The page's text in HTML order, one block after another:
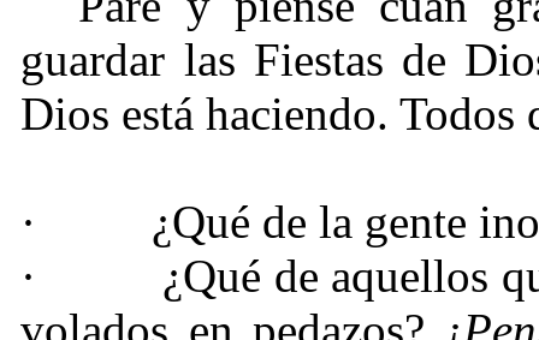
guardar las Fiestas de
Dios está haciendo. Todos
·
¿Qué de la gente
·
¿Qué de aquellos